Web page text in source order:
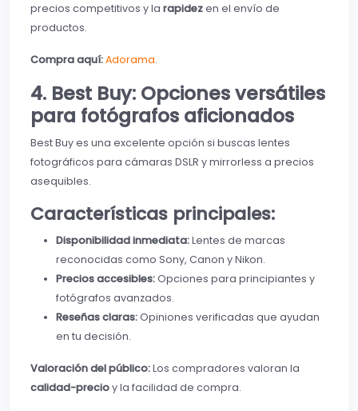
precios competitivos y la rapidezen el envío de
productos.
Compra aquí:Adorama.
4. Best Buy: Opciones versátiles
para fotógrafos aficionados
Best Buy es una excelente opción si buscas lentes
fotográficos para cámaras DSLR y mirrorless a precios
asequibles.
Características principales:
Disponibilidad inmediata:Lentes de marcas
reconocidas como Sony, Canon y Nikon.
Precios accesibles:Opciones para principiantes y
fotógrafos avanzados.
Reseñas claras:Opiniones verificadas que ayudan
en tu decisión.
Valoración del público:Los compradores valoran la
calidad-precioy la facilidad de compra.